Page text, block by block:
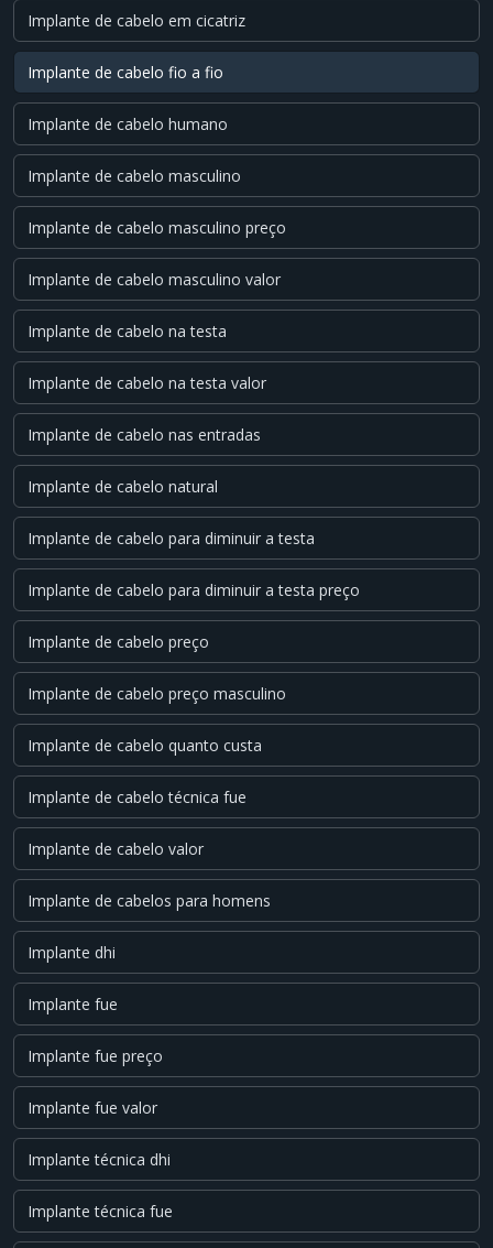
Implante de cabelo em cicatriz
Implante de cabelo fio a fio
Implante de cabelo humano
Implante de cabelo masculino
Implante de cabelo masculino preço
Implante de cabelo masculino valor
Implante de cabelo na testa
Implante de cabelo na testa valor
Implante de cabelo nas entradas
Implante de cabelo natural
Implante de cabelo para diminuir a testa
Implante de cabelo para diminuir a testa preço
Implante de cabelo preço
Implante de cabelo preço masculino
Implante de cabelo quanto custa
Implante de cabelo técnica fue
Implante de cabelo valor
Implante de cabelos para homens
Implante dhi
Implante fue
Implante fue preço
Implante fue valor
Implante técnica dhi
Implante técnica fue